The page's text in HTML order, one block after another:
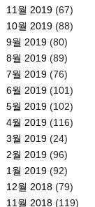
11월 2019(67)
10월 2019(88)
9월 2019(80)
8월 2019(89)
7월 2019(76)
6월 2019(101)
5월 2019(102)
4월 2019(116)
3월 2019(24)
2월 2019(96)
1월 2019(92)
12월 2018(79)
11월 2018(119)